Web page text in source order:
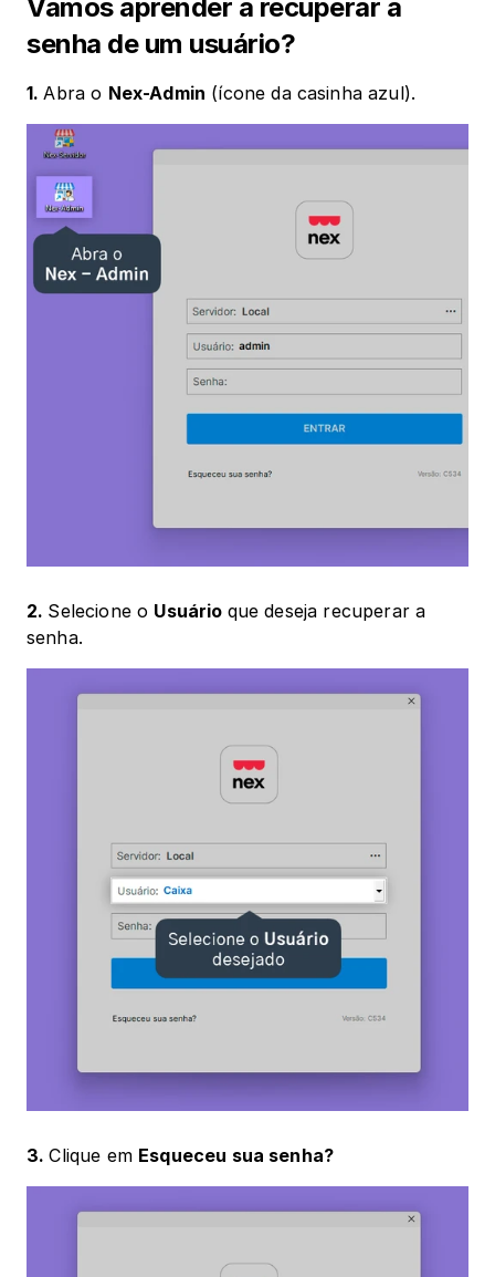
Vamos aprender a recuperar a
senha de um usuário?
1. Abra o Nex-Admin (ícone da casinha azul).
2. Selecione o Usuário que deseja recuperar a
senha.
3. Clique em Esqueceu sua senha?